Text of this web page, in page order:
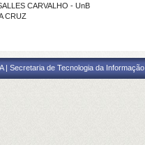
CARVALHO - UnB
CRUZ
| Secretaria de Tecnologia da